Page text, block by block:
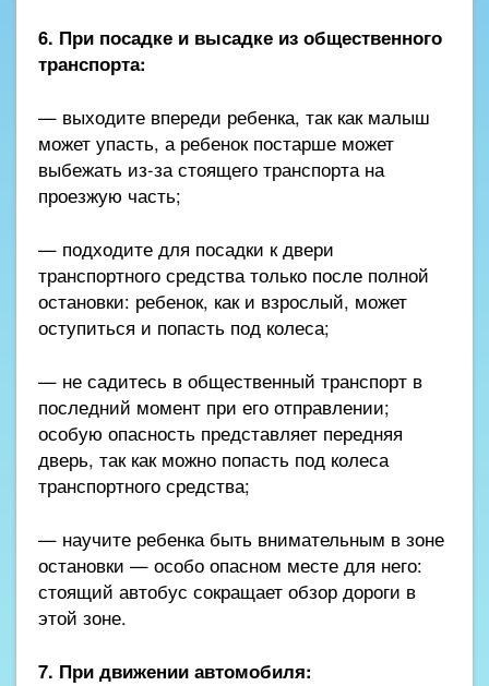
6. При посадке и высадке из общественного
транспорта:
— выходите впереди ребенка, так как малыш
может упасть, а ребенок постарше может
выбежать из-за стоящего транспорта на
проезжую часть;
— подходите для посадки к двери
транспортного средства только после полной
остановки: ребенок, как и взрослый, может
оступиться и попасть под колеса;
— не садитесь в общественный транспорт в
последний момент при его отправлении;
особую опасность представляет передняя
дверь, так как можно попасть под колеса
транспортного средства;
— научите ребенка быть внимательным в зоне
остановки — особо опасном месте для него:
стоящий автобус сокращает обзор дороги в
этой зоне.
7. При движении автомобиля: